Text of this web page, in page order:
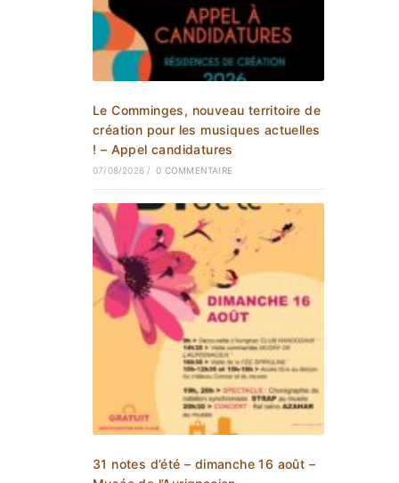
Le Comminges, nouveau territoire de
création pour les musiques actuelles
! – Appel candidatures
07/08/2026 / 0 COMMENTAIRE
31 notes d’été – dimanche 16 août –